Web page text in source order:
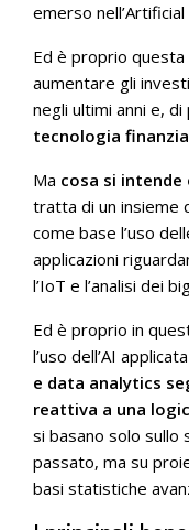
emerso
Ed è proprio
aumentare gli
negli ultimi anni e, di
tecnologia
Ma cosa si
tratta di un insieme
come base l’uso
applicazioni
l’IoT e l’analisi dei
Ed è proprio in
l’uso dell’AI
e data analytics
reattiva a una
si basano solo sullo
passato, ma su
basi statistiche